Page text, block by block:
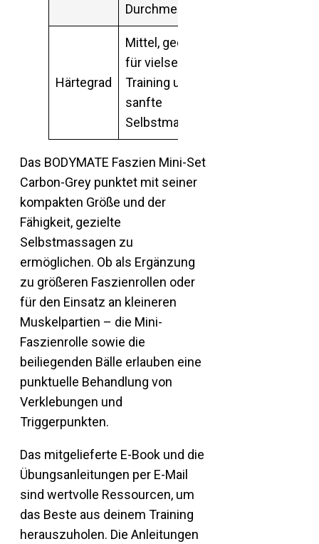
Durchmesser
Härtegrad
Mittel, geeignet
für vielseitiges
Training und
sanfte
Selbstmassagen
Das BODYMATE Faszien Mini-Set
Carbon-Grey punktet mit seiner
kompakten Größe und der
Fähigkeit, gezielte
Selbstmassagen zu
ermöglichen. Ob als Ergänzung
zu größeren Faszienrollen oder
für den Einsatz an kleineren
Muskelpartien – die Mini-
Faszienrolle sowie die
beiliegenden Bälle erlauben eine
punktuelle Behandlung von
Verklebungen und
Triggerpunkten.
Das mitgelieferte E-Book und die
Übungsanleitungen per E-Mail
sind wertvolle Ressourcen, um
das Beste aus deinem Training
herauszuholen. Die Anleitungen